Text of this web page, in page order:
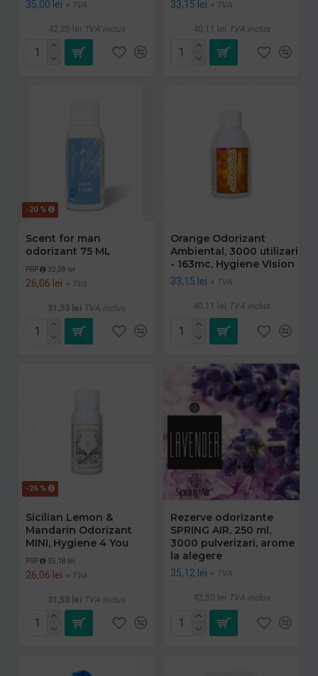
35,00 lei + TVA
42,35 lei TVA inclus
33,15 lei + TVA
40,11 lei TVA inclus
-20 %
Scent for man
odorizant 75 ML
PRP 32,58 lei
26,06 lei + TVA
31,53 lei TVA inclus
Orange Odorizant
Ambiental, 3000 utilizari
- 163mc, Hygiene Vision
33,15 lei + TVA
40,11 lei TVA inclus
-26 %
Sicilian Lemon &
Mandarin Odorizant
MINI, Hygiene 4 You
PRP 35,18 lei
26,06 lei + TVA
31,53 lei TVA inclus
Rezerve odorizante
SPRING AIR, 250 ml,
3000 pulverizari, arome
la alegere
35,12 lei + TVA
42,50 lei TVA inclus